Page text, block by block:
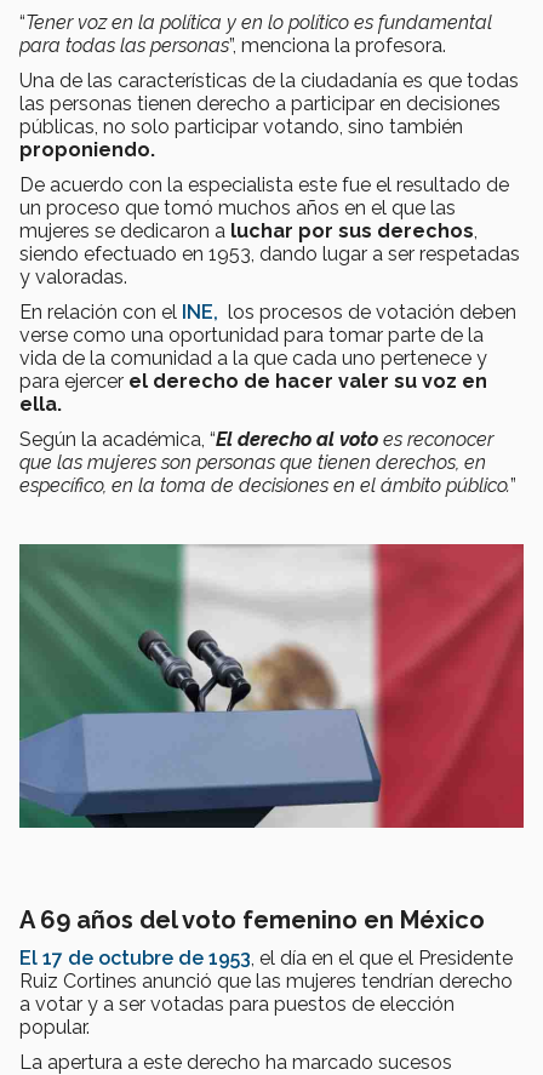
“Tener voz en la política y en lo político es fundamental
para todas las personas”, menciona la profesora.
Una de las características de la ciudadanía es que todas
las personas tienen derecho a participar en decisiones
públicas, no solo participar votando, sino también
proponiendo.
De acuerdo con la especialista este fue el resultado de
un proceso que tomó muchos años en el que las
mujeres se dedicaron a luchar por sus derechos
siendo efectuado en 1953, dando lugar a ser respetadas
y valoradas.
En relación con el INE, los procesos de votación deben
verse como una oportunidad para tomar parte de la
vida de la comunidad a la que cada uno pertenece y
para ejercer el derecho de hacer valer su voz en
ella.
Según la académica, “El derecho al voto es reconocer
que las mujeres son personas que tienen derechos, en
específico, en la toma de decisiones en el ámbito público.”
A 69 años del voto femenino en México
El 17 de octubre de 1953 , el día en el que el Presidente
Ruiz Cortines anunció que las mujeres tendrían derecho
a votar y a ser votadas para puestos de elección
popular.
La apertura a este derecho ha marcado sucesos